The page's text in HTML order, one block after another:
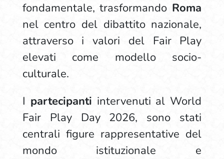
fondamentale, trasformando Roma
nel centro del dibattito nazionale,
attraverso i valori del Fair Play
elevati come modello socio-
culturale.
I partecipanti intervenuti al World
Fair Play Day 2026, sono stati
centrali figure rappresentative del
mondo istituzionale e